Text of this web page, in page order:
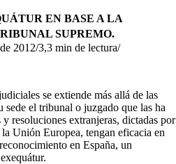
EN BASE A LA
SUPREMO.
2012/3,3 min de lectura/
se extiende más allá de las
sede el tribunal o juzgado que las ha
resoluciones extranjeras, dictadas por
Unión Europea, tengan eficacia en
en España, un